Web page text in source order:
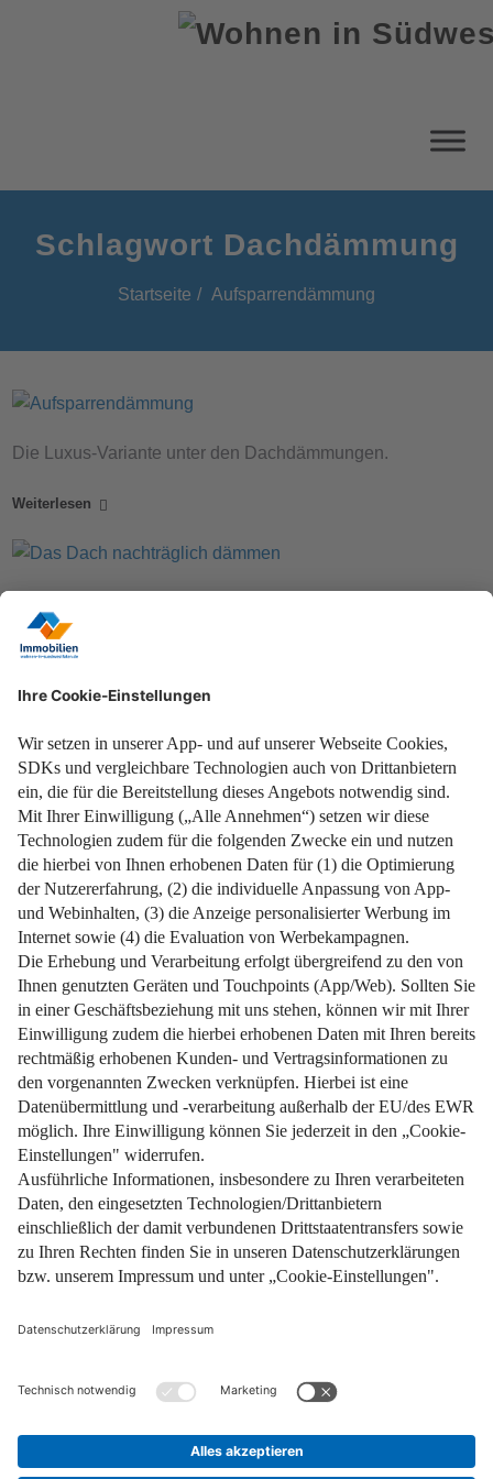
Schlagwort Dachdämmung
Startseite Aufsparrendämmung
Die Luxus-Variante unter den Dachdämmungen.
Weiterlesen
einsparen?
Für wen gilt die neue Dachdämmungspflicht?
Weiterlesen
Impressum Datenschutz Nutzungsbedingungen
Pflichtinformationen AGB Über uns Bildquellen
Barrierefreiheit Widerrufsformular
Cookie-Einstellungen
Facebook
Instagram